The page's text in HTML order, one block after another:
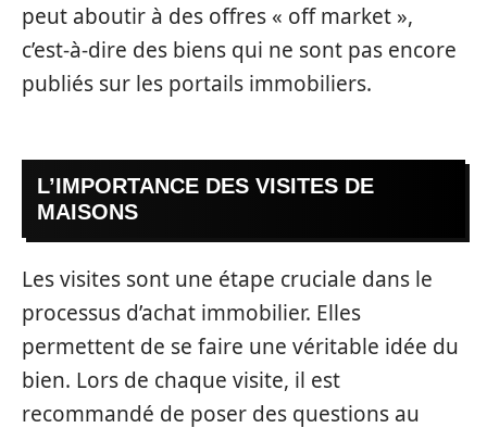
peut aboutir à des offres « off market »,
c’est-à-dire des biens qui ne sont pas encore
publiés sur les portails immobiliers.
L’IMPORTANCE DES VISITES DE
MAISONS
Les visites sont une étape cruciale dans le
processus d’achat immobilier. Elles
permettent de se faire une véritable idée du
bien. Lors de chaque visite, il est
recommandé de poser des questions au